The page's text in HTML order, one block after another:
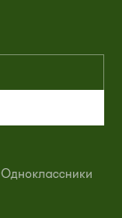
Одноклассники